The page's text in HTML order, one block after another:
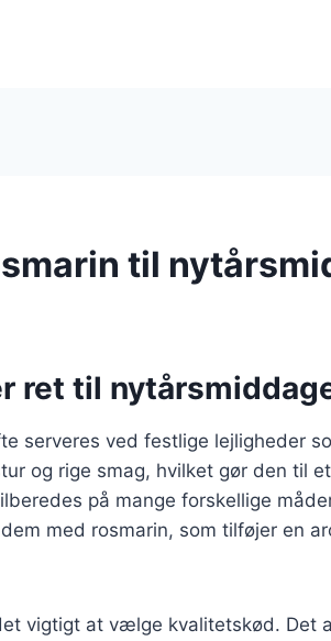
til
ret til
serveres ved festlige lejligheder
og rige smag, hvilket gør den til
på mange forskellige
med rosmarin, som tilføjer en
vigtigt at vælge kvalitetskød. Det